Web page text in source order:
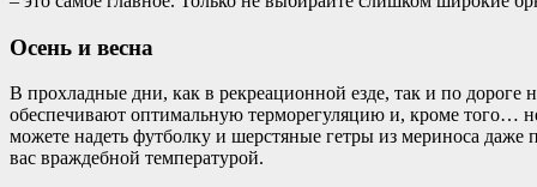
Осень и весна
В прохладные дни, как в рекреационной езде, так и по
обеспечивают оптимальную терморегуляцию и, кроме того…
можете надеть футболку и шерстяные гетры из мериноса даже
вас враждебной температурой.